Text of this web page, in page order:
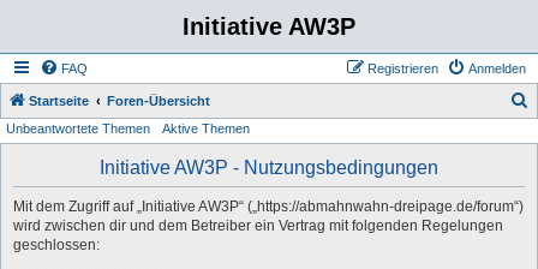
Initiative AW3P
FAQ Anmelden
Registrieren
Startseite Foren-Übersicht
Unbeantwortete Themen Aktive Themen
Initiative AW3P - Nutzungsbedingungen
Mit dem Zugriff auf „Initiative AW3P“ („https://abmahnwahn-dreipage.de/forum“)
wird zwischen dir und dem Betreiber ein Vertrag mit folgenden Regelungen
geschlossen: